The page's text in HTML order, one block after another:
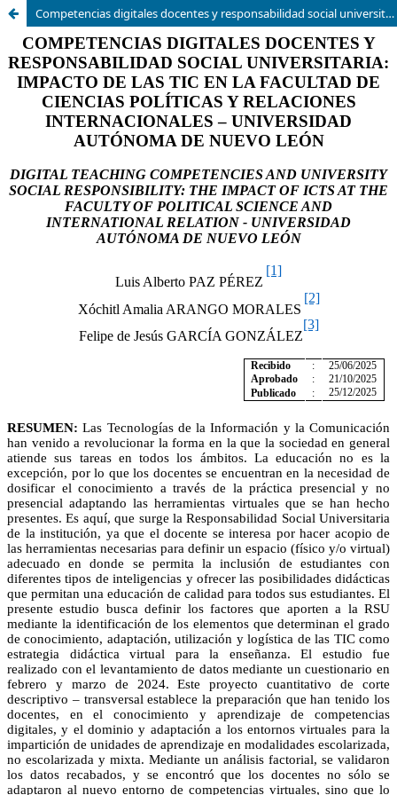
Competencias digitales docentes y responsabilidad social universitaria: impacto de las tic en la facultad de ciencias políticas y relaciones internacionales – Universidad Autónoma De Nuevo León